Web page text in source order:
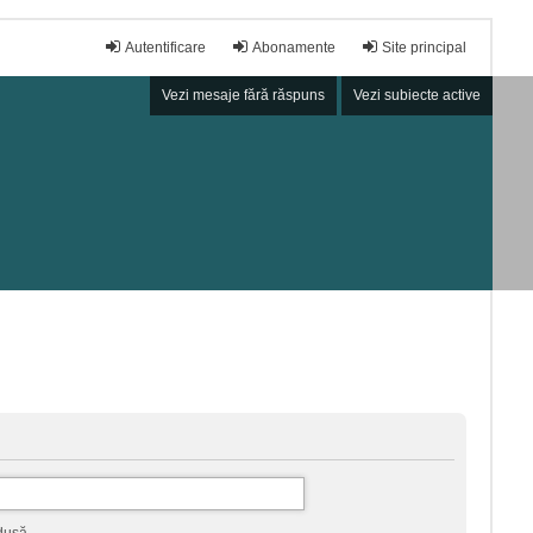
Site principal
Abonamente
Autentificare
Vezi mesaje fără răspuns Vezi subiecte active